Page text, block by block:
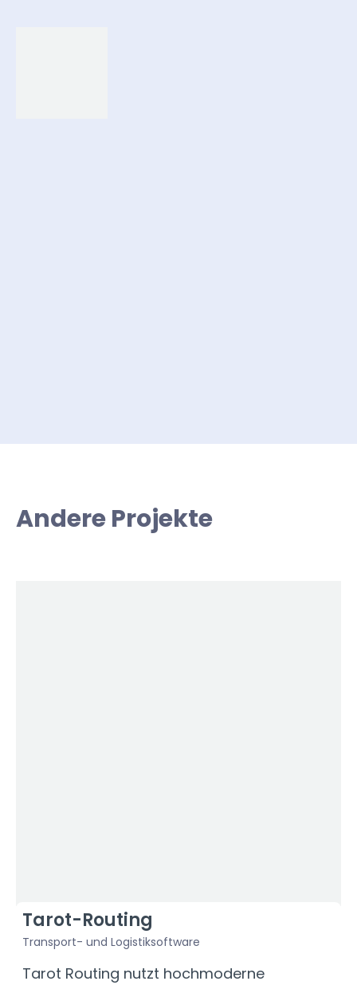
Andere Projekte
Tarot-Routing
Transport- und Logistiksoftware
Tarot Routing nutzt hochmoderne